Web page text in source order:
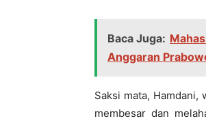
Baca Juga:
Anggaran
Saksi mata, Hamdani,
membesar dan